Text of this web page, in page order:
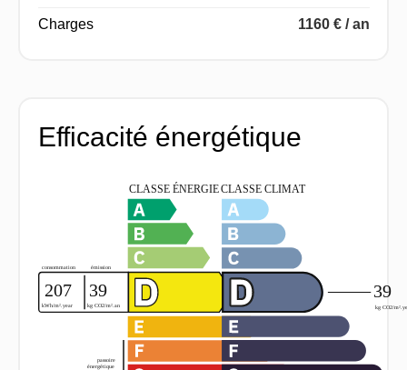
Charges 1160 € / an
Efficacité énergétique